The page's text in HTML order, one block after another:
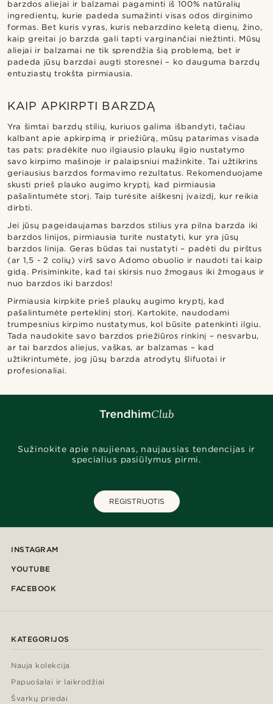
barzdos aliejai ir balzamai pagaminti iš 100% natūralių
ingredientų, kurie padeda sumažinti visas odos dirginimo
formas. Bet kuris vyras, kuris nebarzdino keletą dienų, žino,
kaip greitai jo barzda gali tapti varginančiai niežtinti. Mūsų
aliejai ir balzamai ne tik sprendžia šią problemą, bet ir
padeda jūsų barzdai augti storesnei – ko dauguma barzdų
entuziastų trokšta pirmiausia.
KAIP APKIRPTI BARZDĄ
Yra šimtai barzdų stilių, kuriuos galima išbandyti, tačiau
kalbant apie apkirpimą ir priežiūrą, mūsų patarimas visada
tas pats: pradėkite nuo ilgiausio plaukų ilgio nustatymo
savo kirpimo mašinoje ir palaipsniui mažinkite. Tai užtikrins
geriausius barzdos formavimo rezultatus. Rekomenduojame
skusti prieš plauko augimo kryptį, kad pirmiausia
pašalintumėte storį. Taip turėsite aiškesnį įvaizdį, kur reikia
dirbti.
Jei jūsų pageidaujamas barzdos stilius yra pilna barzda iki
barzdos linijos, pirmiausia turite nustatyti, kur yra jūsų
barzdos linija. Geras būdas tai nustatyti – padėti du pirštus
(ar 1,5 - 2 colių) virš savo Adomo obuolio ir naudoti tai kaip
gidą. Prisiminkite, kad tai skirsis nuo žmogaus iki žmogaus ir
nuo barzdos iki barzdos!
Pirmiausia kirpkite prieš plaukų augimo kryptį, kad
pašalintumėte perteklinį storį. Kartokite, naudodami
trumpesnius kirpimo nustatymus, kol būsite patenkinti ilgiu.
Tada naudokite savo barzdos priežiūros rinkinį – nesvarbu,
ar tai barzdos aliejus, vaškas, ar balzamas – kad
užtikrintumėte, jog jūsų barzda atrodytų šlifuotai ir
profesionaliai.
Sužinokite apie naujienas, naujausias tendencijas ir
specialius pasiūlymus pirmi.
REGISTRUOTIS
INSTAGRAM
YOUTUBE
FACEBOOK
KATEGORIJOS
Nauja kolekcija
Papuošalai ir laikrodžiai
Švarkų priedai